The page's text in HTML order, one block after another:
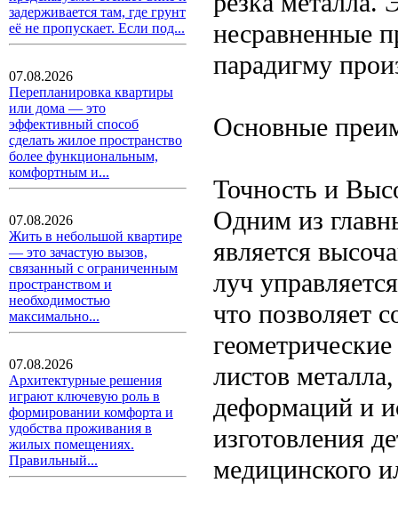
задерживается там, где грунт
её не пропускает. Если под...
07.08.2026
Перепланировка квартиры
или дома — это
эффективный способ
сделать жилое пространство
более функциональным,
комфортным и...
07.08.2026
Жить в небольшой квартире
— это зачастую вызов,
связанный с ограниченным
пространством и
необходимостью
максимально...
07.08.2026
Архитектурные решения
играют ключевую роль в
формировании комфорта и
удобства проживания в
жилых помещениях.
Правильный...
несравненные
парадигму
Основные
Точность и
Одним из
является
луч
что позволяет
листов
деформаций и
изготовления
медицинского